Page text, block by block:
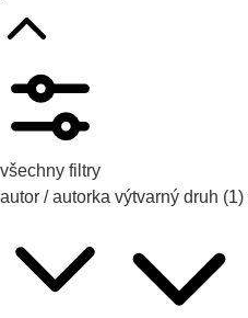
všechny filtry
autor / autorka výtvarný druh (1)